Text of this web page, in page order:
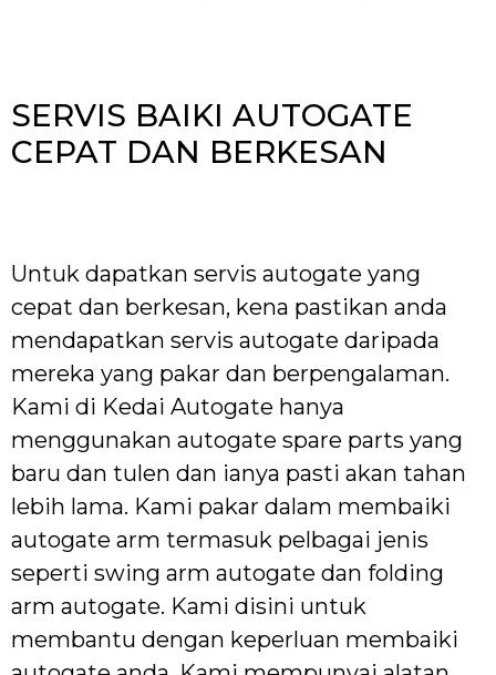
SERVIS BAIKI AUTOGATE
CEPAT DAN BERKESAN
Untuk dapatkan servis autogate yang
cepat dan berkesan, kena pastikan anda
mendapatkan servis autogate daripada
mereka yang pakar dan berpengalaman.
Kami di Kedai Autogate hanya
menggunakan autogate spare parts yang
baru dan tulen dan ianya pasti akan tahan
lebih lama. Kami pakar dalam membaiki
autogate arm termasuk pelbagai jenis
seperti swing arm autogate dan folding
arm autogate. Kami disini untuk
membantu dengan keperluan membaiki